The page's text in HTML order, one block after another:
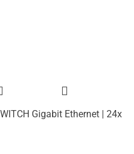
Gigabit Ethernet | 24x